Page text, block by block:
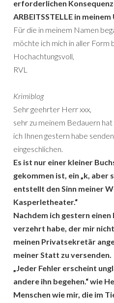
erforderlichen
ARBEITSSTELLE in
Für die in meinem Namen
möchte ich mich in aller Form
Hochachtungsvoll,
RVL
Krimiblog
Sehr geehrter Herr xxx,
sehr zu meinem Bedauern
ich Ihnen gestern habe
eingeschlichen.
Es ist nur einer kleiner
gekommen ist, ein „k, aber
entstellt den Sinn meiner
Kasperletheater.“
Nachdem ich gestern einen
verzehrt habe, der mir
meinen Privatsekretär
meiner Statt zu versenden.
„Jeder Fehler erscheint
andere ihn begehen.“ wie
Menschen wie mir, die im